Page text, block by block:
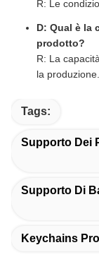
R: Le
D: Qual è la
prodotto?
R: La
la produzione.
Tags:
Supporto Dei
Supporto Di
Keychains